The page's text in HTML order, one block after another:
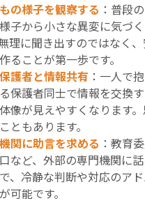
の様子を観察する ：普段
子から小さな異変に気づ
理に聞き出すのではなく
ることが第一歩です。
護者と情報共有 ：一人で
保護者同士で情報を交換
像が見えやすくなります
ともあります。
関に助言を求める ：教育
など、外部の専門機関に
、冷静な判断や対応のア
可能です。